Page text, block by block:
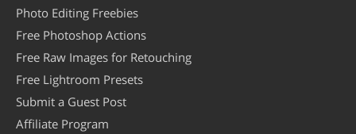
Photo Editing Freebies
Free Photoshop Actions
Free Raw Images for Retouching
Free Lightroom Presets
Submit a Guest Post
Affiliate Program